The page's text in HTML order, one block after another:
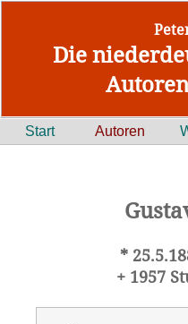
Die
Start Autoren
*
+ 1957